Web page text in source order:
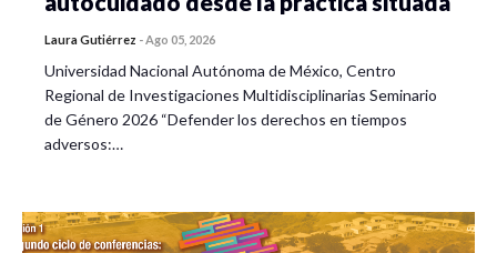
Laura Gutiérrez -Ago 05, 2026
Universidad Nacional Autónoma de México, Centro
Regional de Investigaciones Multidisciplinarias Seminario
de Género 2026 “Defender los derechos en tiempos
adversos:…